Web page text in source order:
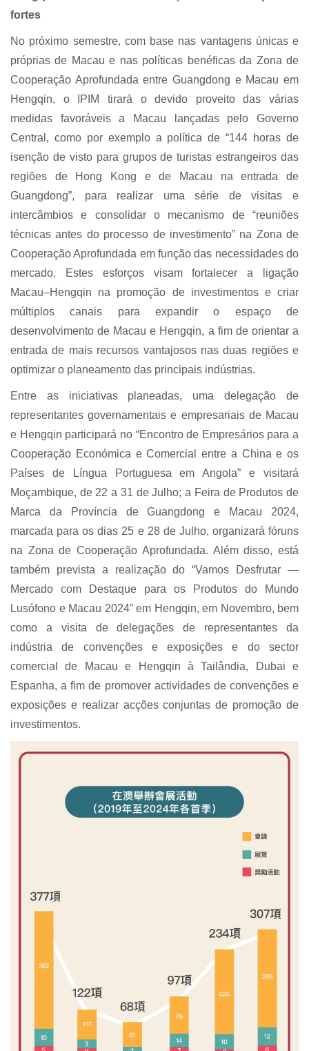
fortes
No próximo semestre, com base nas vantagens únicas e
próprias de Macau e nas políticas benéficas da Zona de
Cooperação Aprofundada entre Guangdong e Macau em
Hengqin, o IPIM tirará o devido proveito das várias
medidas favoráveis a Macau lançadas pelo Governo
Central, como por exemplo a política de “144 horas de
isenção de visto para grupos de turistas estrangeiros das
regiões de Hong Kong e de Macau na entrada de
Guangdong”, para realizar uma série de visitas e
intercâmbios e consolidar o mecanismo de “reuniões
técnicas antes do processo de investimento” na Zona de
Cooperação Aprofundada em função das necessidades do
mercado. Estes esforços visam fortalecer a ligação
Macau–Hengqin na promoção de investimentos e criar
múltiplos canais para expandir o espaço de
desenvolvimento de Macau e Hengqin, a fim de orientar a
entrada de mais recursos vantajosos nas duas regiões e
optimizar o planeamento das principais indústrias.
Entre as iniciativas planeadas, uma delegação de
representantes governamentais e empresariais de Macau
e Hengqin participará no “Encontro de Empresários para a
Cooperação Económica e Comercial entre a China e os
Países de Língua Portuguesa em Angola” e visitará
Moçambique, de 22 a 31 de Julho; a Feira de Produtos de
Marca da Província de Guangdong e Macau 2024,
marcada para os dias 25 e 28 de Julho, organizará fóruns
na Zona de Cooperação Aprofundada. Além disso, está
também prevista a realização do “Vamos Desfrutar —
Mercado com Destaque para os Produtos do Mundo
Lusófono e Macau 2024” em Hengqin, em Novembro, bem
como a visita de delegações de representantes da
indústria de convenções e exposições e do sector
comercial de Macau e Hengqin à Tailândia, Dubai e
Espanha, a fim de promover actividades de convenções e
exposições e realizar acções conjuntas de promoção de
investimentos.